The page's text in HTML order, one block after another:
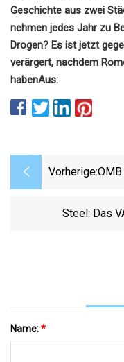
Geschichte aus zwei
nehmen jedes Jahr zu
Drogen? Es ist jetzt
verärgert, nachdem
habenAus:
Vorherige:
Steel: Das
Name:*